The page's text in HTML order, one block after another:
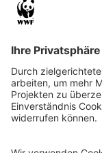
WWF Deutschland
Reinhardtstr. 18
10117 Berlin